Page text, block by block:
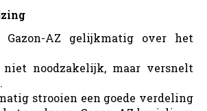
Gazon-AZ gelijkmatig over het
niet noodzakelijk, maar versnelt
strooien een goede verdeling